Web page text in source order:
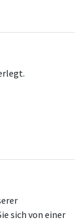
sich von einer